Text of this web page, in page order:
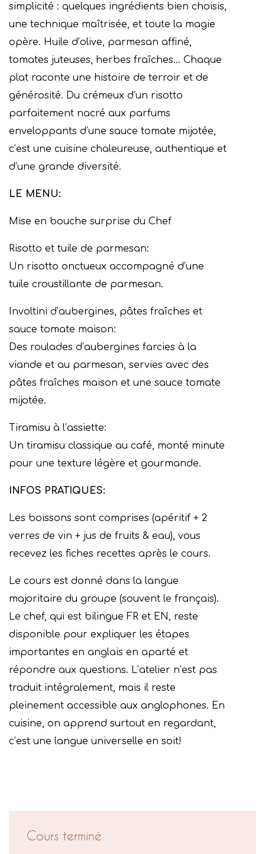
simplicité : quelques ingrédients bien choisis,
une technique maîtrisée, et toute la magie
opère. Huile d’olive, parmesan affiné,
tomates juteuses, herbes fraîches… Chaque
plat raconte une histoire de terroir et de
générosité. Du crémeux d’un risotto
parfaitement nacré aux parfums
enveloppants d’une sauce tomate mijotée,
c’est une cuisine chaleureuse, authentique et
d’une grande diversité.
LE MENU:
Mise en bouche surprise du Chef
Risotto et tuile de parmesan:
Un risotto onctueux accompagné d’une
tuile croustillante de parmesan.
Involtini d’aubergines, pâtes fraîches et
sauce tomate maison:
Des roulades d’aubergines farcies à la
viande et au parmesan, servies avec des
pâtes fraîches maison et une sauce tomate
mijotée.
Tiramisu à l’assiette:
Un tiramisu classique au café, monté minute
pour une texture légère et gourmande.
INFOS PRATIQUES:
Les boissons sont comprises (apéritif + 2
verres de vin + jus de fruits & eau), vous
recevez les fiches recettes après le cours.
Le cours est donné dans la langue
majoritaire du groupe (souvent le français).
Le chef, qui est bilingue FR et EN, reste
disponible pour expliquer les étapes
importantes en anglais en aparté et
répondre aux questions. L’atelier n’est pas
traduit intégralement, mais il reste
pleinement accessible aux anglophones. En
cuisine, on apprend surtout en regardant,
c’est une langue universelle en soit!
Cours terminé